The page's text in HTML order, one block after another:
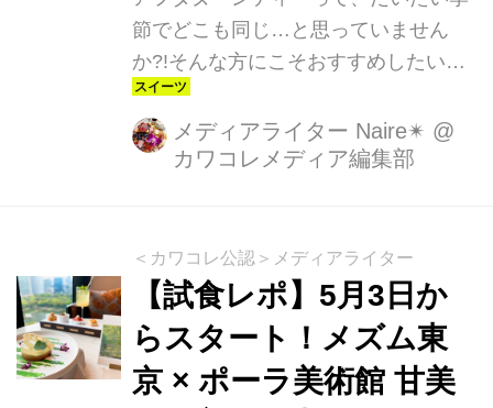
節でどこも同じ…と思っていません
か?!そんな方にこそおすすめしたい、
とっても可愛くて、他では絶対に味わ
えないアフタヌーンティーが、4月25
日からスタート♡早速レポートしま
メディアライター Naire✴︎ @
カワコレメディア編集部
＜カワコレ公認＞メディアライター
【試食レポ】5月3日か
らスタート！メズム東
京 × ポーラ美術館 甘美